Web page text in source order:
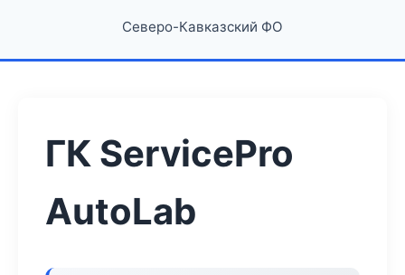
Северо-Кавказский ФО
ГК ServicePro
AutoLab